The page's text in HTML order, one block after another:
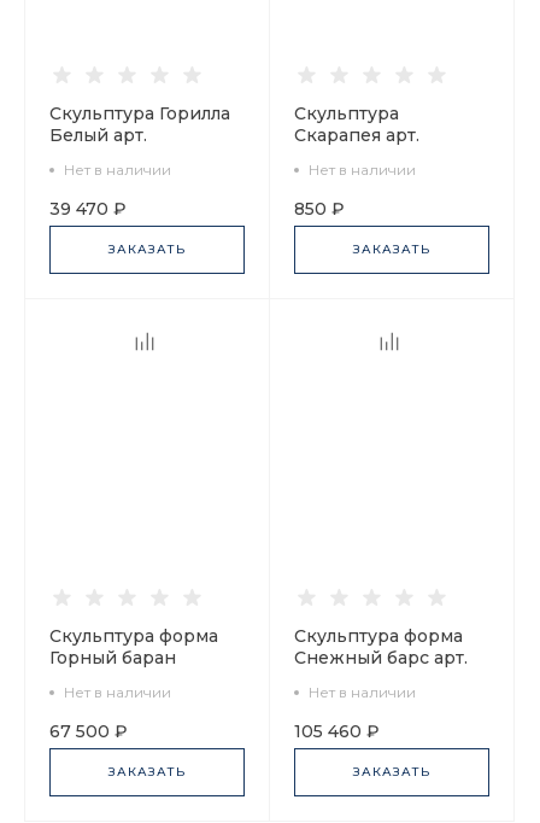
Скульптура Горилла
Белый арт.
Нет в наличии
39 470 ₽
ЗАКАЗАТЬ
Скульптура
Скарапея арт.
Нет в наличии
850 ₽
ЗАКАЗАТЬ
Скульптура форма
Горный баран
82.80423.00.1
Нет в наличии
67 500 ₽
ЗАКАЗАТЬ
Скульптура форма
Снежный барс арт.
Нет в наличии
105 460 ₽
ЗАКАЗАТЬ